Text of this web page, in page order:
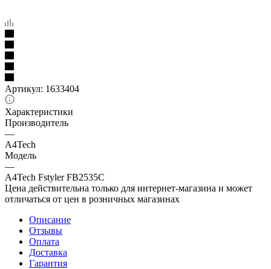
Артикул: 1633404
Характеристики
Производитель
—
A4Tech
Модель
—
A4Tech Fstyler FB2535C
Цена действительна только для интернет-магазина и может
отличаться от цен в розничных магазинах
Описание
Отзывы
Оплата
Доставка
Гарантия